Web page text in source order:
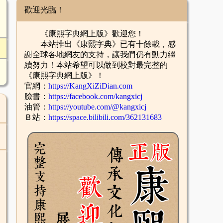
歡迎光臨！
《康熙字典網上版》歡迎您！
本站推出《康熙字典》已有十餘載，感
謝全球各地網友的支持，讓我們仍有動力繼
續努力！本站希望可以做到校對最完整的
《康熙字典網上版》！
官網： https://KangXiZiDian.com
臉書： https://facebook.com/kangxicj
油管： https://youtube.com/@kangxicj
Ｂ站： https://space.bilibili.com/362131683